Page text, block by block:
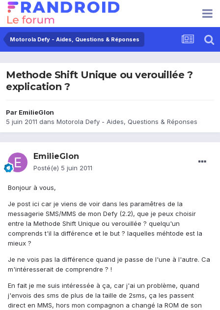
Motorola Defy - Aides, Questions & Réponses
Methode Shift Unique ou verouillée ?
explication ?
Par EmilieGlon
5 juin 2011 dans Motorola Defy - Aides, Questions & Réponses
EmilieGlon
Posté(e) 5 juin 2011
Bonjour à vous,
Je post ici car je viens de voir dans les paramêtres de la
messagerie SMS/MMS de mon Defy (2.2), que je peux choisir
entre la Methode Shift Unique ou verouillée ? quelqu'un
comprends t'il la différence et le but ? laquelles méhtode est la
mieux ?
Je ne vois pas la différence quand je passe de l'une à l'autre. Ca
m'intéresserait de comprendre ? !
En fait je me suis intéressée à ça, car j'ai un problème, quand
j'envois des sms de plus de la taille de 2sms, ça les passent
direct en MMS, hors mon compagnon a changé la ROM de son